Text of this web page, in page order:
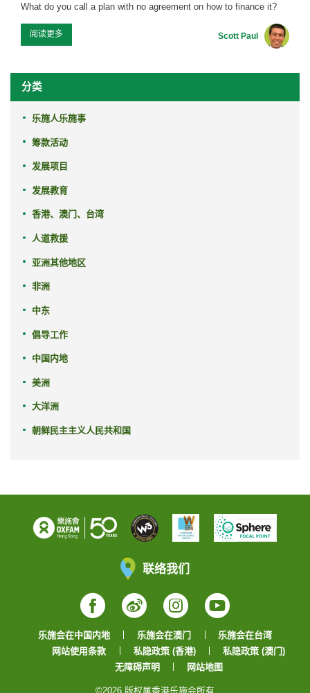
What do you call a plan with no agreement on how to finance it?
阅读更多 Scott Paul
分类
乐施人乐施事
筹款活动
发展项目
发展教育
香港、澳门、台湾
人道救援
亚洲其他地区
非洲
中东
倡导工作
中国内地
美洲
大洋洲
朝鲜民主主义人民共和国
联络我们
Facebook
WeiboInstagram
YouTube
乐施会在中国内地 乐施会在澳门
乐施会在台湾
网站使用条款
私隐政策 (香港)
私隐政策 (澳门)
无障碍声明
网站地图
©2026 版权属香港乐施会所有